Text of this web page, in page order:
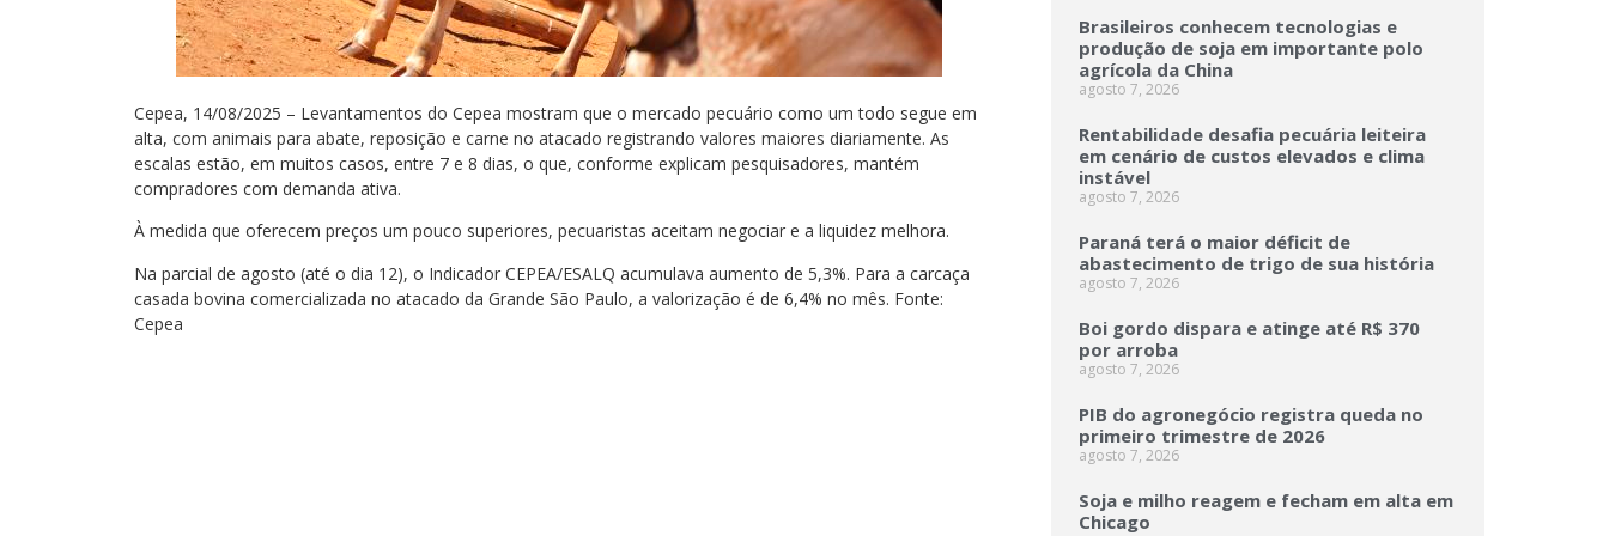
Cepea, 14/08/2025 – Levantamentos do Cepea mostram que o mercado pecuário como um todo segue em
alta, com animais para abate, reposição e carne no atacado registrando valores maiores diariamente. As
escalas estão, em muitos casos, entre 7 e 8 dias, o que, conforme explicam pesquisadores, mantém
compradores com demanda ativa.
À medida que oferecem preços um pouco superiores, pecuaristas aceitam negociar e a liquidez melhora.
Na parcial de agosto (até o dia 12), o Indicador CEPEA/ESALQ acumulava aumento de 5,3%. Para a carcaça
casada bovina comercializada no atacado da Grande São Paulo, a valorização é de 6,4% no mês. Fonte:
Cepea
Brasileiros conhecem tecnologias e
produção de soja em importante polo
agrícola da China
agosto 7, 2026
Rentabilidade desafia pecuária leiteira
em cenário de custos elevados e clima
instável
agosto 7, 2026
Paraná terá o maior déficit de
abastecimento de trigo de sua história
agosto 7, 2026
Boi gordo dispara e atinge até R$ 370
por arroba
agosto 7, 2026
PIB do agronegócio registra queda no
primeiro trimestre de 2026
agosto 7, 2026
Soja e milho reagem e fecham em alta em
Chicago